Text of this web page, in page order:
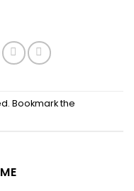
. Bookmark the